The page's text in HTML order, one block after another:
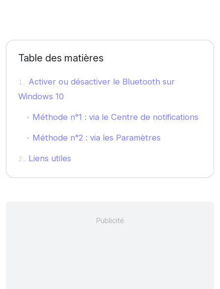
Table des matières
Activer ou désactiver le Bluetooth sur
Windows 10
Méthode n°1 : via le Centre de notifications
Méthode n°2 : via les Paramètres
Liens utiles